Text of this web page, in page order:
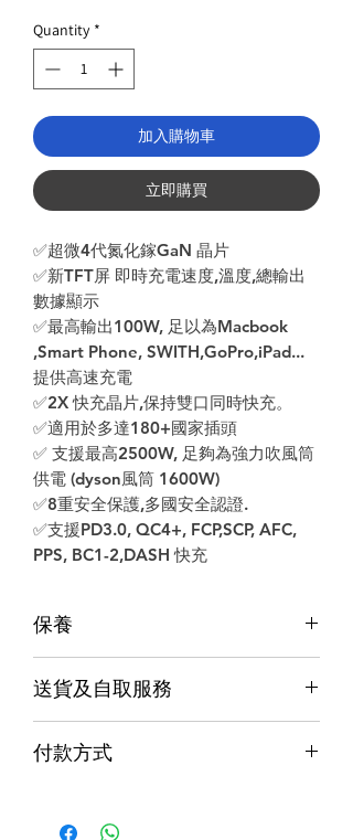
Quantity *
加入購物車
立即購買
✅超微4代氮化鎵GaN 晶片
✅新TFT屏 即時充電速度,溫度,總輸出
數據顯示
✅最高輸出100W, 足以為Macbook
,Smart Phone, SWITH,GoPro,iPad...
提供高速充電
✅2X 快充晶片,保持雙口同時快充。
✅適用於多達180+國家插頭
✅ 支援最高2500W, 足夠為強力吹風筒
供電 (dyson風筒 1600W)
✅8重安全保護,多國安全認證.
✅支援PD3.0, QC4+, FCP,SCP, AFC,
PPS, BC1-2,DASH 快充
保養
香港行貨;香港代理提供本地保養和維
物保障 (不包括人為損壞並須要保留完
送貨及自取服務
本地速遞
付款方式
Alipay支付寶 / WeChat Pay微信支付 /